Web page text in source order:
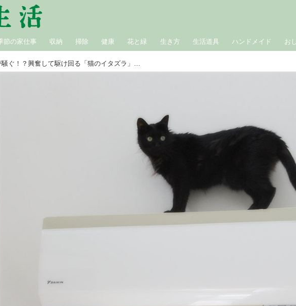
節の家仕事 収納 掃除 健康 花と緑 生き方 生活道具 ハンドメイド お
セミの声で血が騒ぐ！？興奮して駆け回る「猫のイタズラ」を止めるには？｜生きづらい世界で、猫が教えてくれたこと／咲セリ